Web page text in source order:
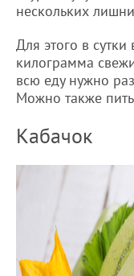
нескольких
Для этого в сутки
килограмма
всю еду нужно
Можно также
Кабачок